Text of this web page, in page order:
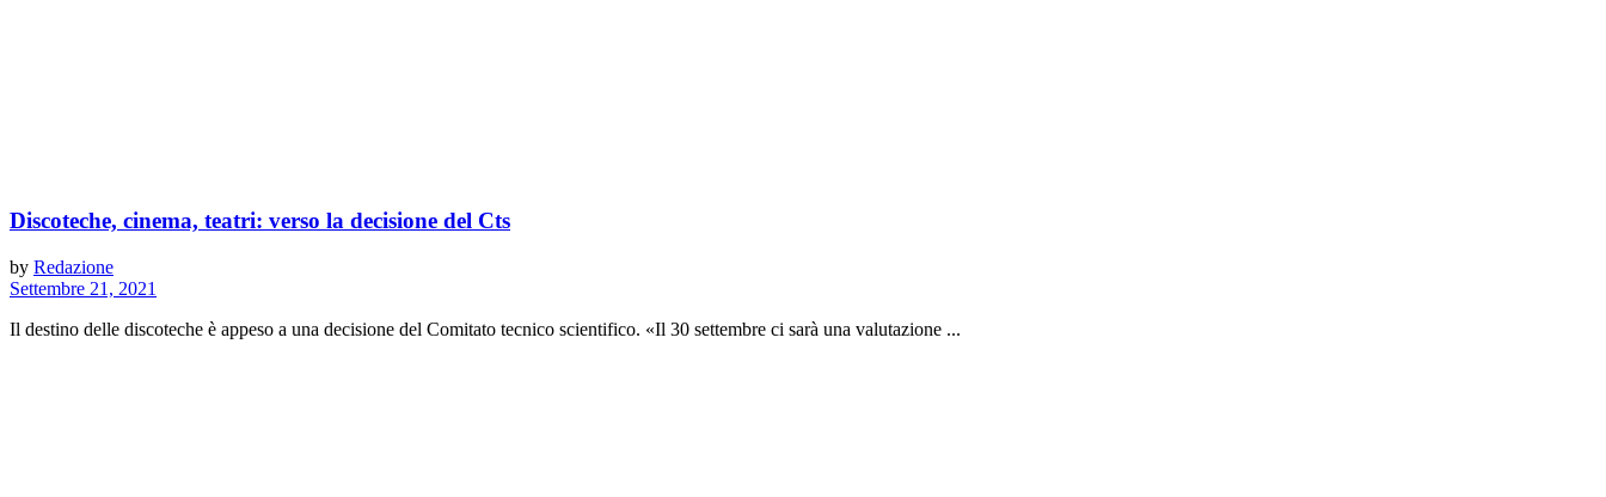
Discoteche, cinema, teatri: verso la decisione del Cts
by Redazione
Settembre 21, 2021
Il destino delle discoteche è appeso a una decisione del Comitato tecnico scientifico. «Il 30 settembre ci sarà una valutazione ...